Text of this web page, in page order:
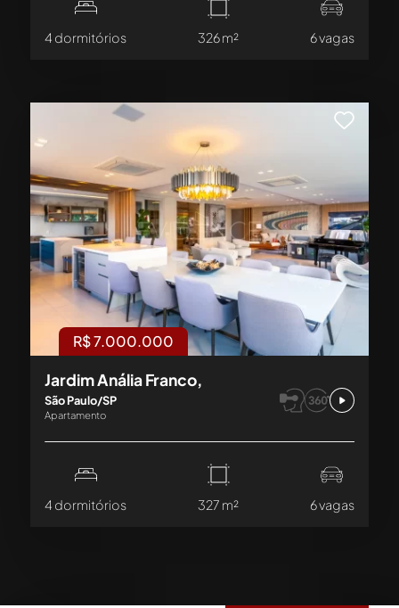
4 dormitórios 326 m² 6 vagas
R$ 7.000.000
Jardim Anália Franco,
São Paulo/SP
Apartamento
4 dormitórios 327 m² 6 vagas